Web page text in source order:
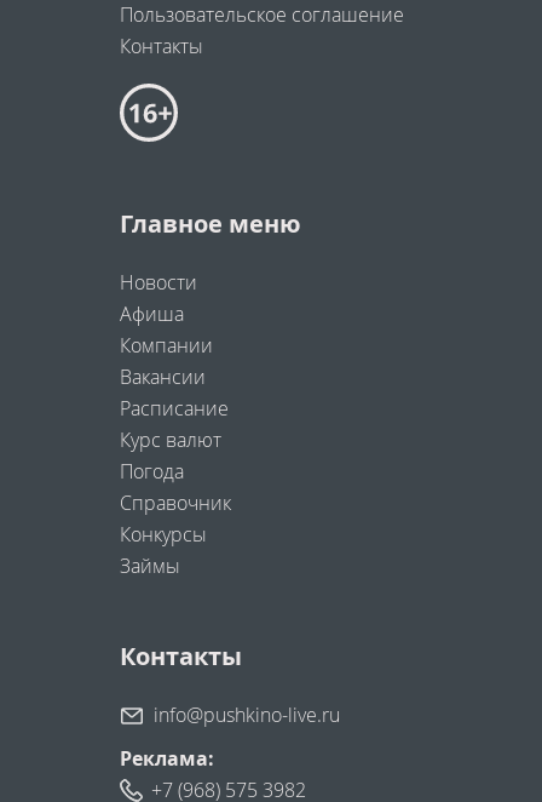
Пользовательское соглашение
Контакты
Главное меню
Новости
Афиша
Компании
Вакансии
Расписание
Курс валют
Погода
Справочник
Конкурсы
Займы
Контакты
info@pushkino-live.ru
Реклама:
+7 (968) 575 3982